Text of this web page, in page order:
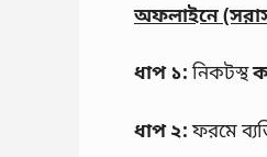
অফলাইনে
ধাপ ১:নিকটস্থ
ধাপ ২:ফরমে